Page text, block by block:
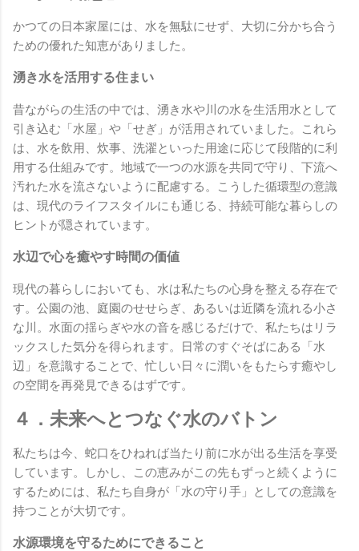
かつての日本家屋には、水を無駄にせず、大切に分かち合う
ための優れた知恵がありました。
湧き水を活用する住まい
昔ながらの生活の中では、湧き水や川の水を生活用水として
引き込む「水屋」や「せぎ」が活用されていました。これら
は、水を飲用、炊事、洗濯といった用途に応じて段階的に利
用する仕組みです。地域で一つの水源を共同で守り、下流へ
汚れた水を流さないように配慮する。こうした循環型の意識
は、現代のライフスタイルにも通じる、持続可能な暮らしの
ヒントが隠されています。
水辺で心を癒やす時間の価値
現代の暮らしにおいても、水は私たちの心身を整える存在で
す。公園の池、庭園のせせらぎ、あるいは近隣を流れる小さ
な川。水面の揺らぎや水の音を感じるだけで、私たちはリラ
ックスした気分を得られます。日常のすぐそばにある「水
辺」を意識することで、忙しい日々に潤いをもたらす癒やし
の空間を再発見できるはずです。
４．未来へとつなぐ水のバトン
私たちは今、蛇口をひねれば当たり前に水が出る生活を享受
しています。しかし、この恵みがこの先もずっと続くように
するためには、私たち自身が「水の守り手」としての意識を
持つことが大切です。
水源環境を守るためにできること